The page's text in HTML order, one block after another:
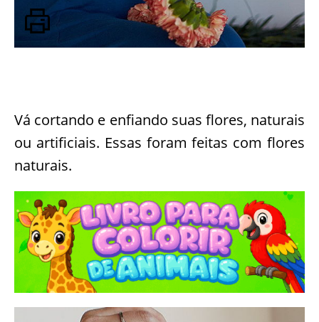
Vá cortando e enfiando suas flores, naturais
ou artificiais. Essas foram feitas com flores
naturais.